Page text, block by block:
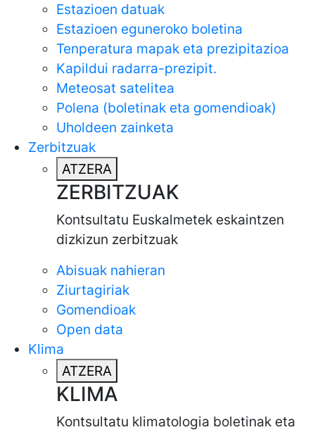
Estazioen datuak
Estazioen eguneroko boletina
Tenperatura mapak eta prezipitazioa
Kapildui radarra-prezipit.
Meteosat satelitea
Polena (boletinak eta gomendioak)
Uholdeen zainketa
Zerbitzuak
ATZERA
ZERBITZUAK
Kontsultatu Euskalmetek eskaintzen
dizkizun zerbitzuak
Abisuak nahieran
Ziurtagiriak
Gomendioak
Open data
Klima
ATZERA
KLIMA
Kontsultatu klimatologia boletinak eta